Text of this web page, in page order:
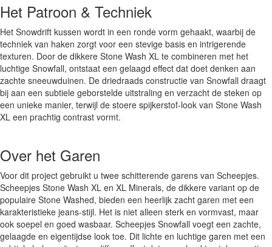
Het Patroon & Techniek
Het Snowdrift kussen wordt in een ronde vorm gehaakt, waarbij de
techniek van haken zorgt voor een stevige basis en intrigerende
texturen. Door de dikkere Stone Wash XL te combineren met het
luchtige Snowfall, ontstaat een gelaagd effect dat doet denken aan
zachte sneeuwduinen. De driedraads constructie van Snowfall draagt
bij aan een subtiele geborstelde uitstraling en verzacht de steken op
een unieke manier, terwijl de stoere spijkerstof-look van Stone Wash
XL een prachtig contrast vormt.
Over het Garen
Voor dit project gebruikt u twee schitterende garens van Scheepjes.
Scheepjes Stone Wash XL en XL Minerals, de dikkere variant op de
populaire Stone Washed, bieden een heerlijk zacht garen met een
karakteristieke jeans-stijl. Het is niet alleen sterk en vormvast, maar
ook soepel en goed wasbaar. Scheepjes Snowfall voegt een zachte,
gelaagde en eigentijdse look toe. Dit lichte en luchtige garen met een